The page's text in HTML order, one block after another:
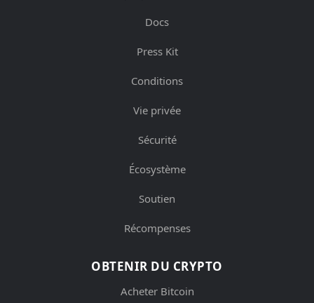
Docs
Press Kit
Conditions
Vie privée
Sécurité
Écosystème
Soutien
Récompenses
OBTENIR DU CRYPTO
Acheter Bitcoin